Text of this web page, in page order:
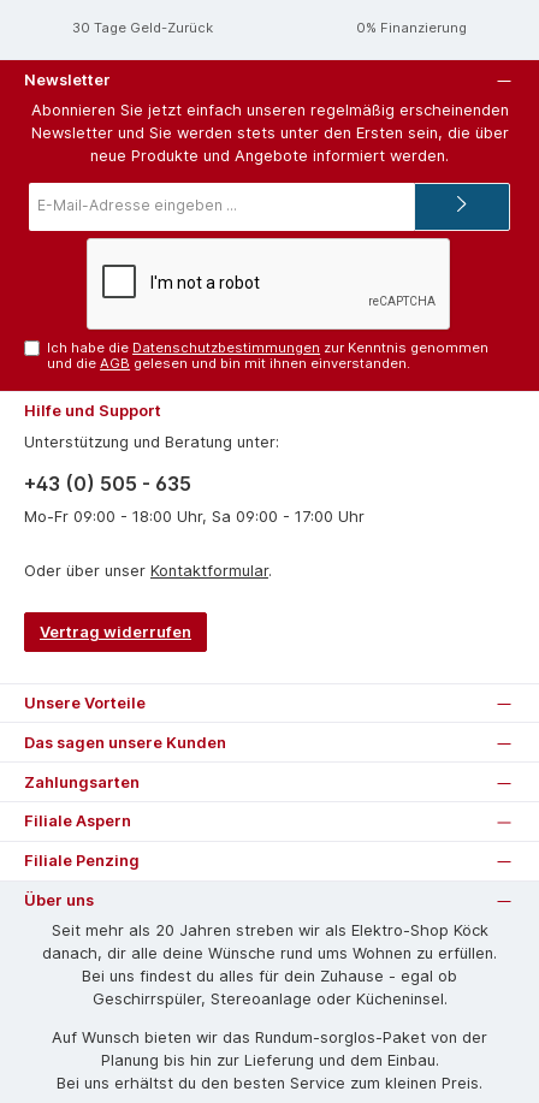
30 Tage Geld-Zurück 0% Finanzierung
Newsletter
Abonnieren Sie jetzt einfach unseren regelmäßig erscheinenden
Newsletter und Sie werden stets unter den Ersten sein, die über
neue Produkte und Angebote informiert werden.
Mail-
Ich habe die Datenschutzbestimmungen zur Kenntnis genommen
und dieAGB gelesen und bin mit ihnen einverstanden.
Hilfe und Support
Unterstützung und Beratung unter:
+43 (0) 505 - 635
Mo-Fr 09:00 - 18:00 Uhr, Sa 09:00 - 17:00 Uhr
Oder über unser Kontaktformular.
Vertrag widerrufen
Unsere Vorteile
Das sagen unsere Kunden
Zahlungsarten
Filiale Aspern
Filiale Penzing
Über uns
Seit mehr als 20 Jahren streben wir als Elektro-Shop Köck
danach, dir alle deine Wünsche rund ums Wohnen zu erfüllen.
Bei uns findest du alles für dein Zuhause - egal ob
Geschirrspüler, Stereoanlage oder Kücheninsel.
Auf Wunsch bieten wir das Rund­um-sorg­los-Pa­ket von der
Planung bis hin zur Lieferung und dem Einbau.
Bei uns erhältst du den besten Service zum kleinen Preis.